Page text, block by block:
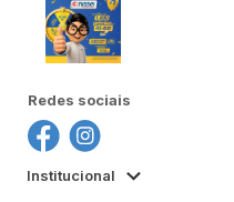
Redes sociais
Institucional